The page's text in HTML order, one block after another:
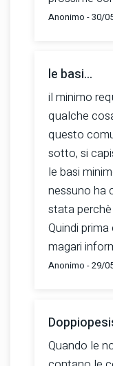
Anonimo - 30/
le basi...
il minimo
qualche
questo
sotto, si
le basi
nessuno ha
stata
Quindi
magari
Anonimo - 29/
Quando le